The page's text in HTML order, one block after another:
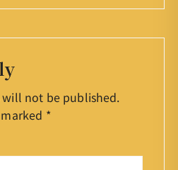
will not be published.
*